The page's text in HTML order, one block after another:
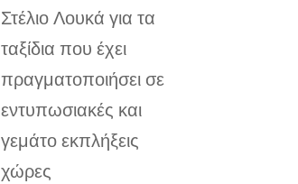
Στέλιο Λουκά για τα
ταξίδια που έχει
πραγματοποιήσει σε
εντυπωσιακές και
γεμάτο εκπλήξεις
χώρες